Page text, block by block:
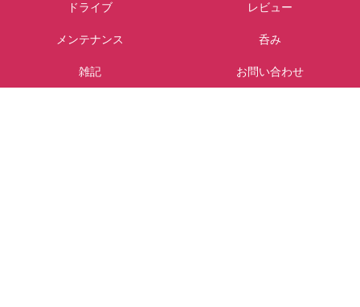
ドライブ レビュー
メンテナンス 呑み
雑記 お問い合わせ